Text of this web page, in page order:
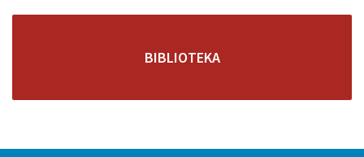
BIBLIOTEKA